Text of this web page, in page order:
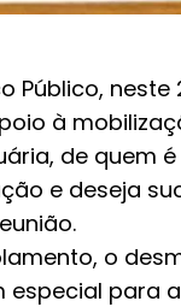
Público,
à
de quem
e deseja
o
para